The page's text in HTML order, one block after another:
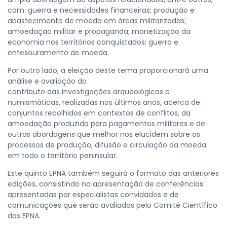
com: guerra e necessidades financeiras; produção e
abastecimento de moeda em áreas militarizadas;
amoedação militar e propaganda; monetização da
economia nos territórios conquistados; guerra e
entesouramento de moeda.
Por outro lado, a eleição deste tema proporcionará uma
análise e avaliação do
contributo das investigações arqueológicas e
numismáticas, realizadas nos últimos anos, acerca de
conjuntos recolhidos em contextos de conflitos, da
amoedação produzida para pagamentos militares e de
outras abordagens que melhor nos elucidem sobre os
processos de produção, difusão e circulação da moeda
em todo o território peninsular.
Este quinto EPNA também seguirá o formato das anteriores
edições, consistindo na apresentação de conferências
apresentadas por especialistas convidados e de
comunicações que serão avaliadas pelo Comité Científico
dos EPNA.